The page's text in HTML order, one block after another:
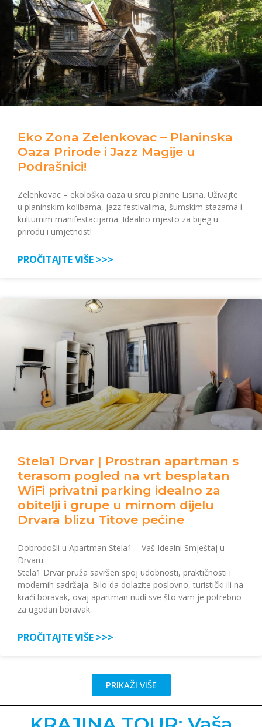
Eko Zona Zelenkovac – Planinska
Oaza Prirode i Jazz Magije u
Podrašnici!
Zelenkovac – ekološka oaza u srcu planine Lisina. Uživajte
u planinskim kolibama, jazz festivalima, šumskim stazama i
kulturnim manifestacijama. Idealno mjesto za bijeg u
prirodu i umjetnost!
PROČITAJTE VIŠE >>>
Stela1 Drvar | Prostran apartman s
terasom pogled na vrt besplatan
WiFi privatni parking idealno za
obitelji i grupe u mirnom dijelu
Drvara blizu Titove pećine
Dobrodošli u Apartman Stela1 – Vaš Idealni Smještaj u
Drvaru
Stela1 Drvar pruža savršen spoj udobnosti, praktičnosti i
modernih sadržaja. Bilo da dolazite poslovno, turistički ili na
kraći boravak, ovaj apartman nudi sve što vam je potrebno
za ugodan boravak.
PROČITAJTE VIŠE >>>
PRIKAŽI VIŠE